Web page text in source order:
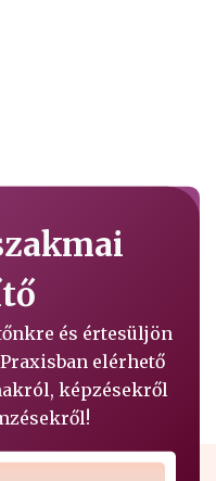
és értesüljön
elérhető
képzésekről